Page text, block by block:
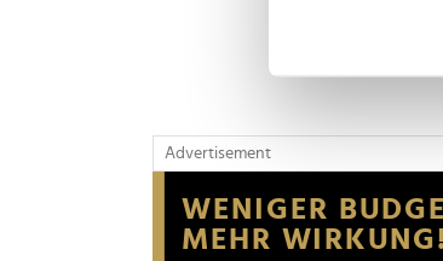
Erfahren Sie
Wir verwenden
Website an
möglicherweise
der Dienste
Advertisement